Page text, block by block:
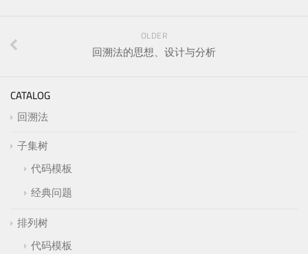
OLDER
回溯法的思想、设计与分析
CATALOG
回溯法
子集树
代码模板
经典问题
排列树
代码模板